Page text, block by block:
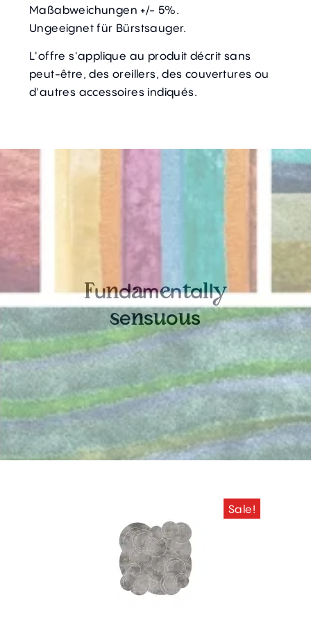
Maßabweichungen +/- 5%.
Ungeeignet für Bürstsauger.
L'offre s'applique au produit décrit sans
peut-être, des oreillers, des couvertures ou
d'autres accessoires indiqués.
Fundamentally
sensuous
Sale!